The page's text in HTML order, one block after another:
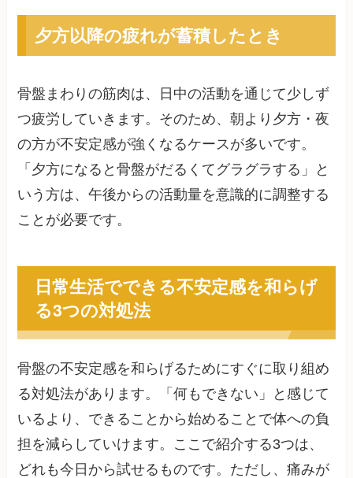
夕方以降の疲れが蓄積したとき
骨盤まわりの筋肉は、日中の活動を通じて少しず
つ疲労していきます。そのため、朝より夕方・夜
の方が不安定感が強くなるケースが多いです。
「夕方になると骨盤がだるくてグラグラする」と
いう方は、午後からの活動量を意識的に調整する
ことが必要です。
日常生活でできる不安定感を和らげ
る3つの対処法
骨盤の不安定感を和らげるためにすぐに取り組め
る対処法があります。「何もできない」と感じて
いるより、できることから始めることで体への負
担を減らしていけます。ここで紹介する3つは、
どれも今日から試せるものです。ただし、痛みが